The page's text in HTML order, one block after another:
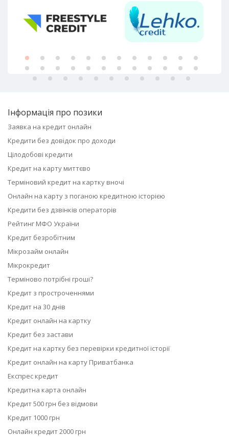
Інформація про позики
Заявка на кредит онлайн
Кредити без довідок про доходи
Цілодобові кредити
Кредит на карту миттєво
Терміновий кредит на картку вночі
Онлайн на карту з поганою кредитною історією
Кредити без дзвінків операторів
Рейтинг МФО України
Кредит безробітним
Мікрозайм онлайн
Мікрокредит
Терміново потрібні гроші?
Кредит з простроченнями
Кредит на 30 днів
Кредит онлайн на картку
Кредит без застави
Кредит на картку без перевірки кредитної історії
Кредит онлайн на карту Приватбанка
Експрес кредит
Кредитна карта онлайн
Кредит 500 грн без відмови
Кредит 1000 грн
Онлайн кредит 2000 грн